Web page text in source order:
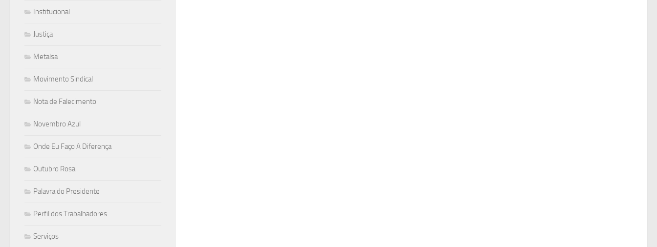
Institucional
Justiça
Metalsa
Movimento Sindical
Nota de Falecimento
Novembro Azul
Onde Eu Faço A Diferença
Outubro Rosa
Palavra do Presidente
Perfil dos Trabalhadores
Serviços